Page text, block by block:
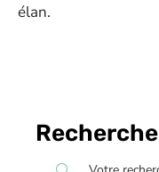
élan.
Recherche